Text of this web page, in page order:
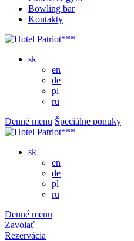
Bowling bar
Kontakty
sk
en
de
pl
ru
Denné menu Špeciálne ponuky
sk
en
de
pl
ru
Denné menu
Zavolať
Rezervácia